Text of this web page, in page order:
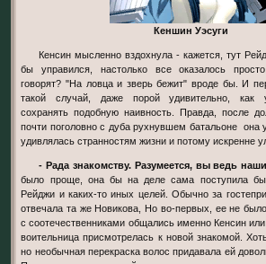
Кеншин Уэсуги
Кенсин мысленно вздохнула - кажется, тут Рейджи и без ее помощи
бы управился, настолько все оказалось
говорят? "На ловца и зверь бежит" вроде бы. И
такой случай, даже порой удивительно, как
сохранять подобную наивность. Правда, после
почти поголовно с дуба рухнувшем батальоне она
удивлялась странностям жизни и потому искренне
- Рада знакомству. Разумеется, вы ведь
было проще, она бы на деле сама поступила
Рейджи и каких-то иных целей. Обычно за
отвечала та же Новикова, Но во-первых, ее не
с соотечественниками общались именно Кенсин
воительница присмотрелась к новой знакомой.
но необычная перекраска волос придавала ей